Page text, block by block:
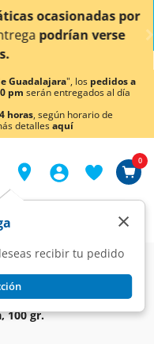
también en
conocer
Guadalajara", los pedidos a
pm serán entregados al día
horas, según horario de
detallesaquí
recibir tu pedido
×
0
Facial
100 gr.